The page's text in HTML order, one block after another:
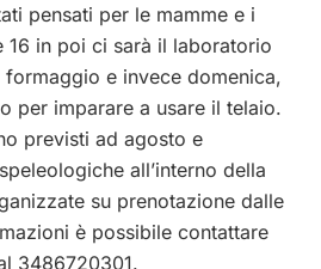
pensati per le mamme e i
16 in poi ci sarà il laboratorio
e invece domenica,
per imparare a usare il telaio.
previsti ad agosto e
all’interno della
su prenotazione dalle
è possibile contattare
3486720301.